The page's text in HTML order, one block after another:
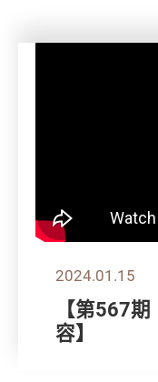
2024.01.15
【第567
容】